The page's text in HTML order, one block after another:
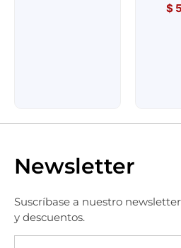
$
Newsletter
Suscríbase a nuestro
y descuentos.